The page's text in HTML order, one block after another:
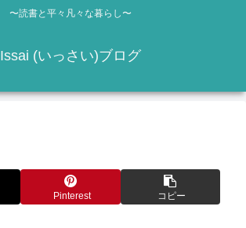
〜読書と平々凡々な暮らし〜
Issai (いっさい)ブログ
Pinterest コピー